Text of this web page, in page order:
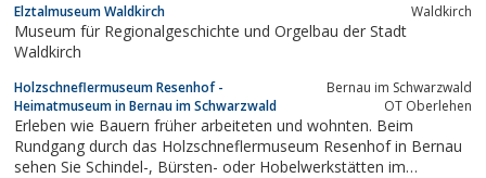
Elztalmuseum Waldkirch Waldkirch
Museum für Regionalgeschichte und Orgelbau der Stadt
Waldkirch
Holzschneflermuseum Resenhof -
Heimatmuseum in Bernau im Schwarzwald
Bernau im Schwarzwald
OT Oberlehen
Erleben wie Bauern früher arbeiteten und wohnten. Beim
Rundgang durch das Holzschneflermuseum Resenhof in Bernau
sehen Sie Schindel-, Bürsten- oder Hobelwerkstätten im